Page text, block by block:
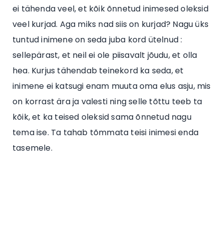
ei tähenda veel, et kõik õnnetud inimesed oleksid
veel kurjad. Aga miks nad siis on kurjad? Nagu üks
tuntud inimene on seda juba kord ütelnud :
sellepärast, et neil ei ole piisavalt jõudu, et olla
hea. Kurjus tähendab teinekord ka seda, et
inimene ei katsugi enam muuta oma elus asju, mis
on korrast ära ja valesti ning selle tõttu teeb ta
kõik, et ka teised oleksid sama õnnetud nagu
tema ise. Ta tahab tõmmata teisi inimesi enda
tasemele.